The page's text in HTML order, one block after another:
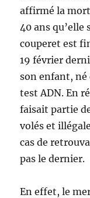
affirmé la
40 ans qu’elle
couperet est
19 février
son enfant, né
test ADN. En
faisait partie
volés et
cas de
pas le dernier.
En effet, le